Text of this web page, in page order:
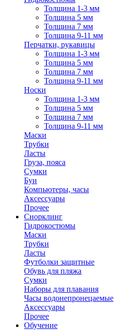
Толщина 1-3 мм
Толщина 5 мм
Толщина 7 мм
Толщина 9-11 мм
Перчатки, рукавицы
Толщина 1-3 мм
Толщина 5 мм
Толщина 7 мм
Толщина 9-11 мм
Носки
Толщина 1-3 мм
Толщина 5 мм
Толщина 7 мм
Толщина 9-11 мм
Маски
Трубки
Ласты
Груза, пояса
Сумки
Буи
Компьютеры, часы
Аксессуары
Прочее
Снорклинг
Гидрокостюмы
Маски
Трубки
Ласты
Футболки защитные
Обувь для пляжа
Сумки
Наборы для плавания
Часы водонепронецаемые
Аксессуары
Прочее
Обучение